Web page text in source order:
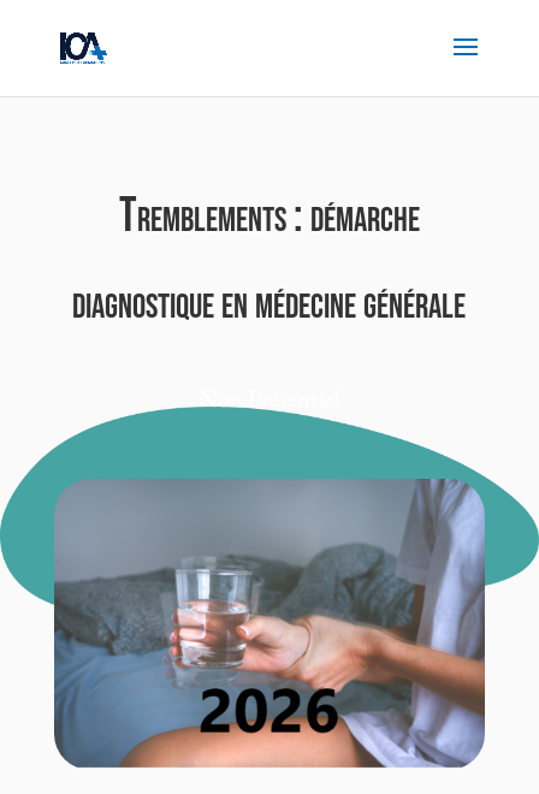
Tremblements : démarche
diagnostique en médecine générale